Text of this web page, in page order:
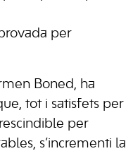
per
Boned, ha
tot i satisfets per
per
s’incrementi la